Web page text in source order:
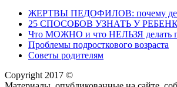
ЖЕРТВЫ ПЕДОФИЛОВ: почему
25 СПОСОБОВ УЗНАТЬ У
Что МОЖНО и что НЕЛЬЗЯ делать
Проблемы подросткового возраста
Советы родителям
Copyright 2017 ©